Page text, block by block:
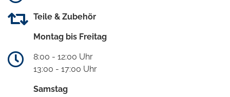
Teile & Zubehör
Montag bis Freitag
8:00 - 12:00 Uhr
13:00 - 17:00 Uhr
Samstag